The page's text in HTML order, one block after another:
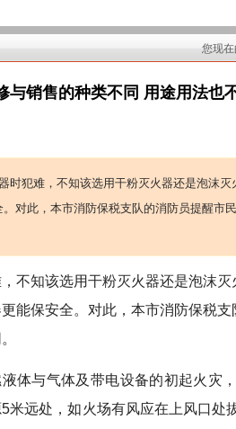
您现在
与销售的种类不同 用途用法也
时犯难，不知该选用干粉灭火器还是泡沫
对此，本市消防保税支队的消防员提醒市
不知该选用干粉灭火器还是泡沫
能保安全。对此，本市消防保税
体与气体及带电设备的初起火灾
米远处，如火场有风应在上风口处